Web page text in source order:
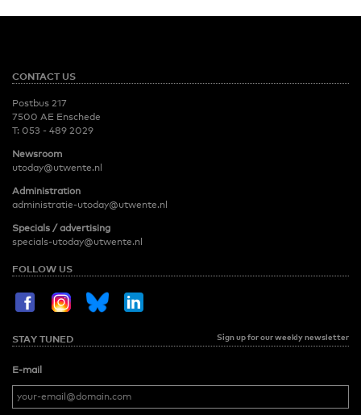
CONTACT US
Postbus 217
7500 AE Enschede
T: 053 - 489 2029
Newsroom
utoday@utwente.nl
Administration
administratie-utoday@utwente.nl
Specials / advertising
specials-utoday@utwente.nl
FOLLOW US
STAY TUNED Sign up for our weekly newsletter
E-mail